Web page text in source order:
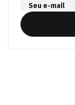
Seu e-mail